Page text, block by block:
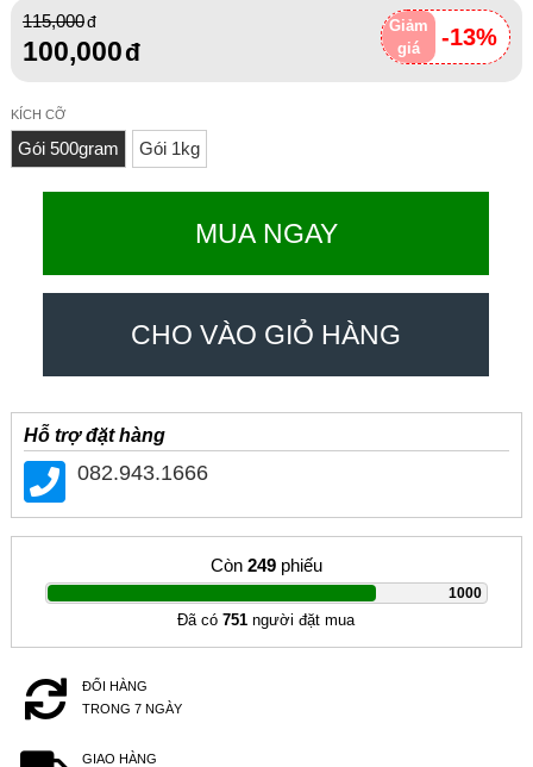
Giảm
giá
-13%
115,000
100,000
KÍCH CỠ
Gói 500gram Gói 1kg
MUA NGAY
CHO VÀO GIỎ HÀNG
Hỗ trợ đặt hàng
082.943.1666
Còn 249phiếu
1000
|
Đã có751 người đặt mua
ĐỔI HÀNG
TRONG 7 NGÀY
GIAO HÀNG